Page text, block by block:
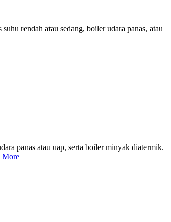
rendah atau sedang, boiler udara panas, atau
panas atau uap, serta boiler minyak diatermik.
More